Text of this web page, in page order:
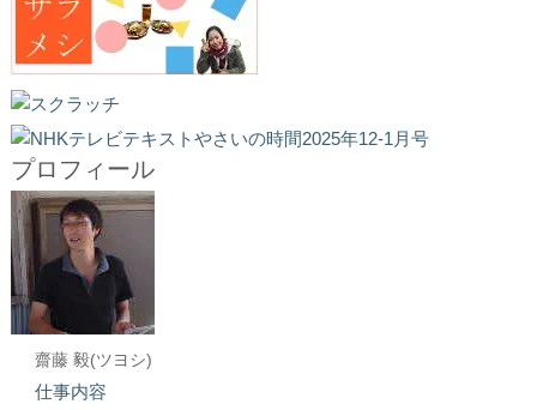
プロフィール
齋藤 毅(ツヨシ)
仕事内容